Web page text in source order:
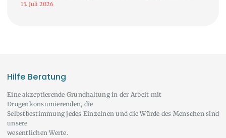
15. Juli 2026
Hilfe Beratung
Eine akzeptierende Grundhaltung in der Arbeit mit
Drogenkonsumierenden, die
Selbstbestimmung jedes Einzelnen und die Würde des Menschen sind
unsere
wesentlichen Werte.